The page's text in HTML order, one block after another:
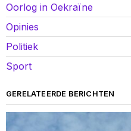
Oorlog in Oekraïne
Opinies
Politiek
Sport
GERELATEERDE BERICHTEN